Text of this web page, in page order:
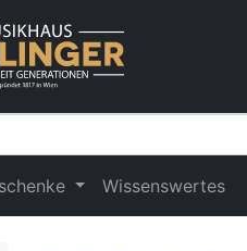
Wissenswertes